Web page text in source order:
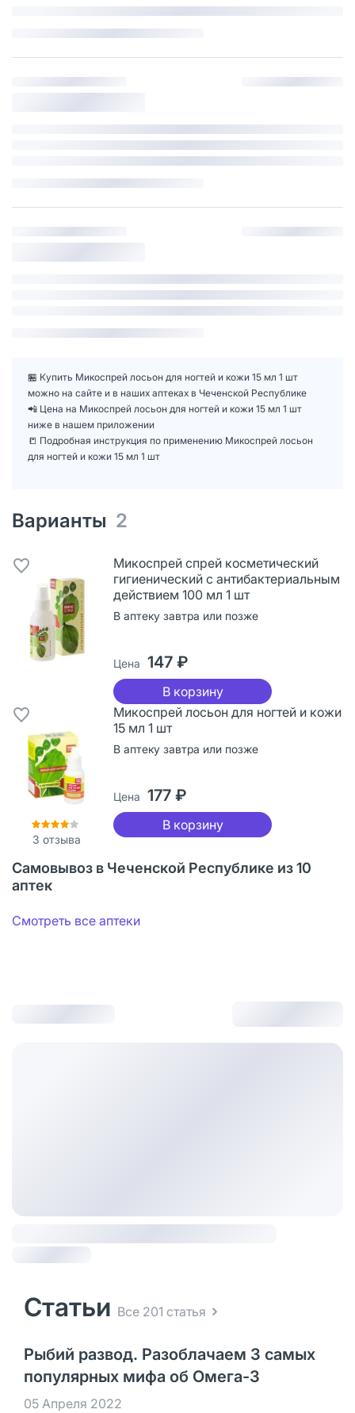
🏪 Купить Микоспрей лосьон для ногтей и кожи 15 мл 1 шт
можно на сайте и в наших аптеках в Чеченской Республике
📲 Цена на Микоспрей лосьон для ногтей и кожи 15 мл 1 шт
ниже в нашем приложении
📒 Подробная инструкция по применению Микоспрей лосьон
для ногтей и кожи 15 мл 1 шт
Варианты 2
Микоспрей спрей косметический
гигиенический с антибактериальным
действием 100 мл 1 шт
В аптеку завтра или позже
Цена 147 ₽
В корзину
3 отзыва
Микоспрей лосьон для ногтей и кожи
15 мл 1 шт
В аптеку завтра или позже
Цена 177 ₽
В корзину
Самовывоз в Чеченской Республике из 10
аптек
Смотреть все аптеки
Статьи Все 201 статья
Рыбий развод. Разоблачаем 3 самых
популярных мифа об Омега-3
05 Апреля 2022